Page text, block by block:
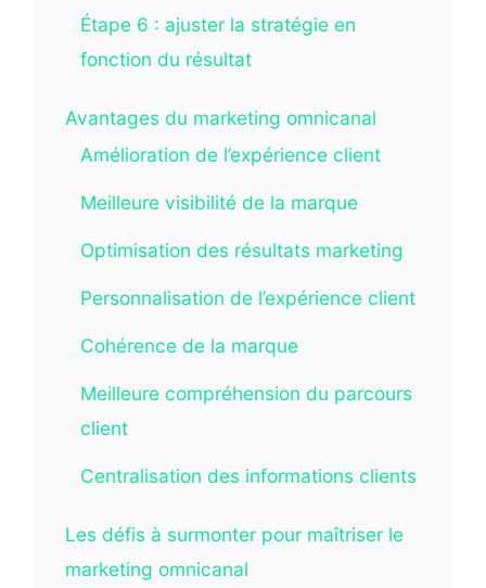
Étape 6 : ajuster la stratégie en
fonction du résultat
Avantages du marketing omnicanal
Amélioration de l’expérience client
Meilleure visibilité de la marque
Optimisation des résultats marketing
Personnalisation de l’expérience client
Cohérence de la marque
Meilleure compréhension du parcours
client
Centralisation des informations clients
Les défis à surmonter pour maîtriser le
marketing omnicanal